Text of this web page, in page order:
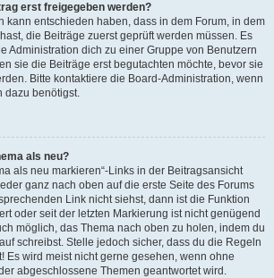
erst freigegeben werden?
kann entschieden haben, dass in dem Forum, in dem
die Beiträge zuerst geprüft werden müssen. Es
Administration dich zu einer Gruppe von Benutzern
sie die Beiträge erst begutachten möchte, bevor sie
Bitte kontaktiere die Board-Administration, wenn
dazu benötigst.
als neu?
als neu markieren“-Links in der Beitragsansicht
ganz nach oben auf die erste Seite des Forums
Link nicht siehst, dann ist die Funktion
oder seit der letzten Markierung ist nicht genügend
möglich, das Thema nach oben zu holen, indem du
schreibst. Stelle jedoch sicher, dass du die Regeln
Es wird meist nicht gerne gesehen, wenn ohne
abgeschlossene Themen geantwortet wird.